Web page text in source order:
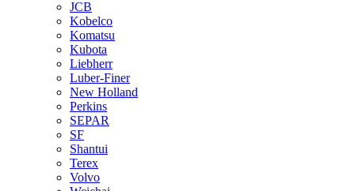
JCB
Kobelco
Komatsu
Kubota
Liebherr
Luber-Finer
New Holland
Perkins
SEPAR
SF
Shantui
Terex
Volvo